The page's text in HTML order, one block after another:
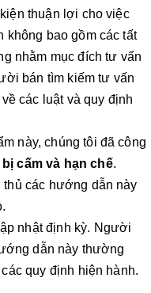
thuận lợi cho việc
không bao gồm các tất
nhằm mục đích tư vấn
bán tìm kiếm tư vấn
các luật và quy định
này, chúng tôi đã công
cấm và hạn chế.
các hướng dẫn này
nhật định kỳ. Người
dẫn này thường
quy định hiện hành.